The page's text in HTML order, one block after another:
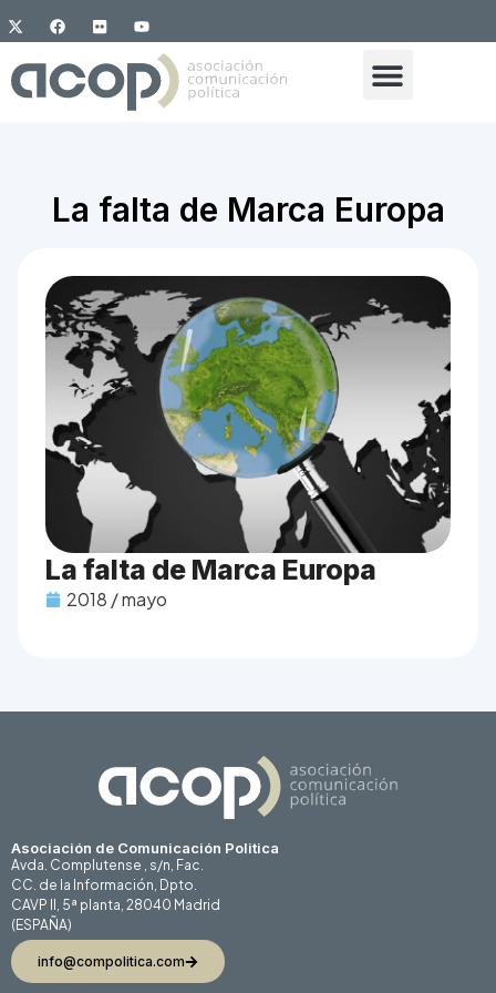
La falta de Marca Europa
La falta de Marca Europa
2018 / mayo
Asociación de Comunicación Politica
Avda. Complutense , s/n, Fac.
CC. de la Información, Dpto.
CAVP II, 5ª planta, 28040 Madrid
(ESPAÑA)
info@compolitica.com